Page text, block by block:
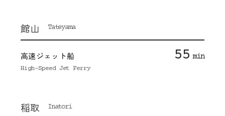
館山 Tateyama
高速ジェット船 55 min
High-Speed Jet Ferry
稲取 Inatori